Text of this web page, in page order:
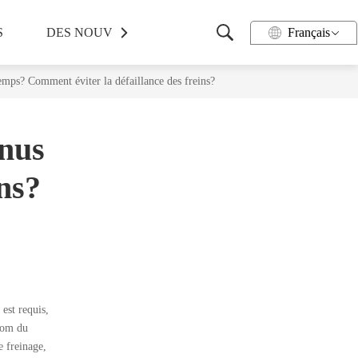
DES NOUVELLES PRENDRE CONTACT
Français
Comment éviter la défaillance des freins?
requis,
du
freinage,